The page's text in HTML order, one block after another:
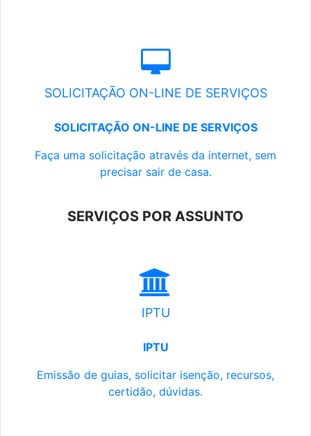
SOLICITAÇÃO ON-LINE DE SERVIÇOS
SOLICITAÇÃO ON-LINE DE SERVIÇOS
Faça uma solicitação através da internet, sem
precisar sair de casa.
SERVIÇOS POR ASSUNTO
IPTU
IPTU
Emissão de guias, solicitar isenção, recursos,
certidão, dúvidas.